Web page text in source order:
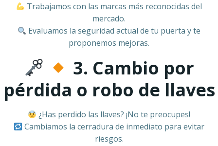
Trabajamos con las marcas más reconocidas del
mercado.
Evaluamos la seguridad actual de tu puerta y te
proponemos mejoras.
3. Cambio por
pérdida o robo de llaves
¿Has perdido las llaves? ¡No te preocupes!
Cambiamos la cerradura de inmediato para evitar
riesgos.